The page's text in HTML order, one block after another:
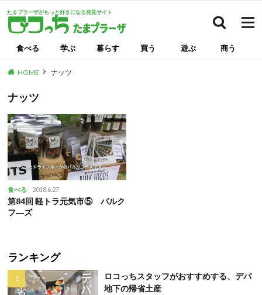
たまプラーザがもっと好きになる発見サイト
食べる 学ぶ 暮らす 買う 遊ぶ 商う
HOME ナッツ
ナッツ
食べる 2018.6.27
第84回 軽トラ元気市⑤ バルク
フ―ズ
ランキング
ロコっちスタッフがおすすめする、デパ
地下の帰省土産